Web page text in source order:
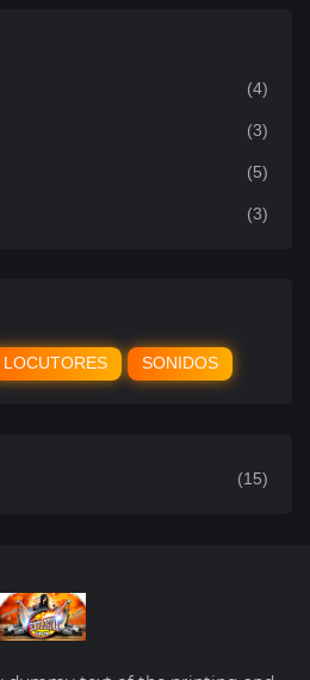
(4)
(3)
(5)
(3)
LOCUTORES SONIDOS
(15)